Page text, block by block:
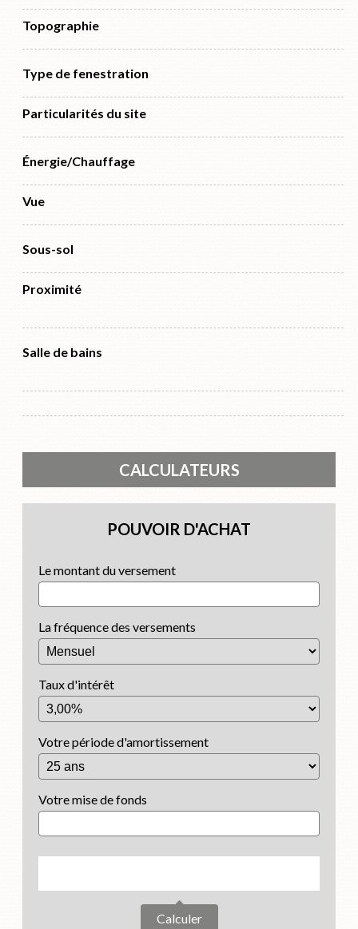
Topographie
Type de fenestration
Particularités du site
Énergie/Chauffage
Vue
Sous-sol
Proximité
Salle de bains
CALCULATEURS
POUVOIR D'ACHAT
Le montant du versement
La fréquence des versements
Taux d'intérêt
Votre période d'amortissement
Votre mise de fonds
Calculer